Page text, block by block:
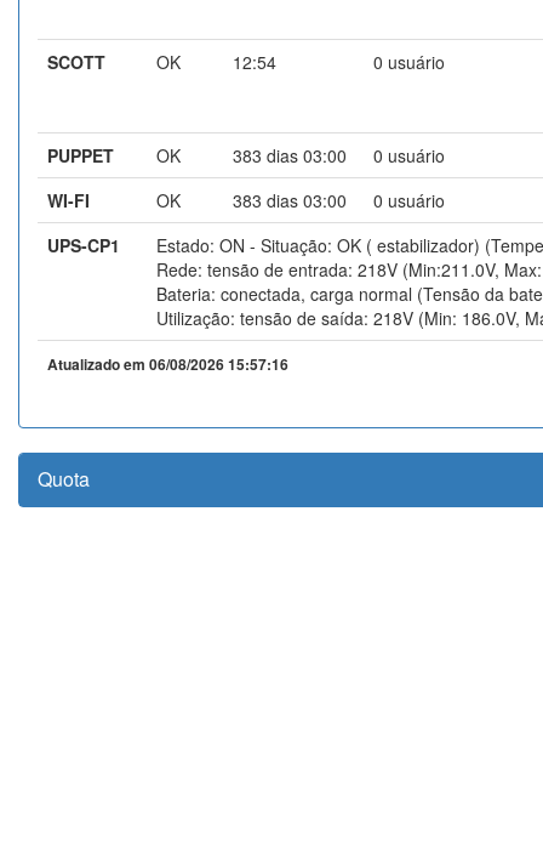
SCOTT OK 12:54 0 usuário
PUPPET OK 383 dias 03:00
0 usuário
WI-FI
OK 383 dias 03:00
0 usuário
UPS-CP1
Estado: ON - Situação: OK ( estabilizador)
Rede: tensão de entrada: 218V (Min:211.0V,
Bateria: conectada, carga normal (Tensão da
Utilização: tensão de saída: 218V (Min: 186.0V,
Atualizado em 06/08/2026 15:57:16
Quota